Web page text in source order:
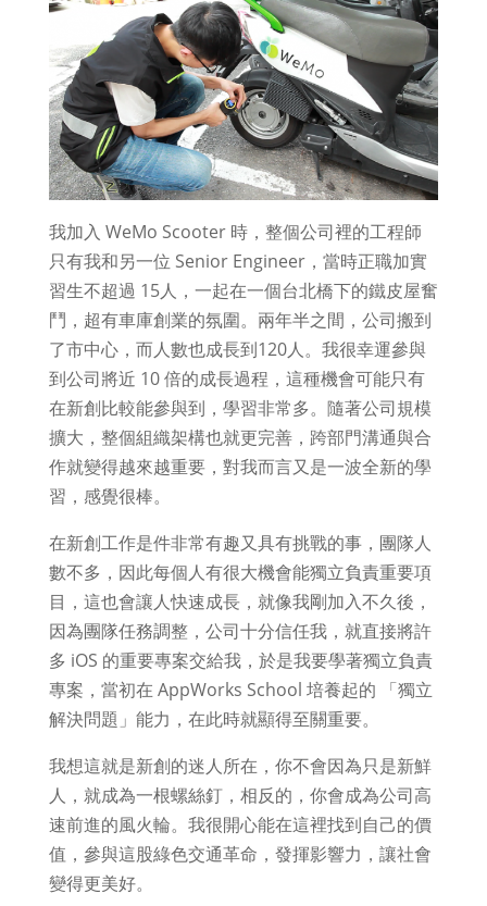
我加入 WeMo Scooter 時，整個公司裡的工程師
只有我和另一位 Senior Engineer，當時正職加實
習生不超過 15人，一起在一個台北橋下的鐵皮屋奮
鬥，超有車庫創業的氛圍。兩年半之間，公司搬到
了市中心，而人數也成長到120人。我很幸運參與
到公司將近 10 倍的成長過程，這種機會可能只有
在新創比較能參與到，學習非常多。隨著公司規模
擴大，整個組織架構也就更完善，跨部門溝通與合
作就變得越來越重要，對我而言又是一波全新的學
習，感覺很棒。
在新創工作是件非常有趣又具有挑戰的事，團隊人
數不多，因此每個人有很大機會能獨立負責重要項
目，這也會讓人快速成長，就像我剛加入不久後，
因為團隊任務調整，公司十分信任我，就直接將許
多 iOS 的重要專案交給我，於是我要學著獨立負責
專案，當初在 AppWorks School 培養起的 「獨立
解決問題」能力，在此時就顯得至關重要。
我想這就是新創的迷人所在，你不會因為只是新鮮
人，就成為一根螺絲釘，相反的，你會成為公司高
速前進的風火輪。我很開心能在這裡找到自己的價
值，參與這股綠色交通革命，發揮影響力，讓社會
變得更美好。